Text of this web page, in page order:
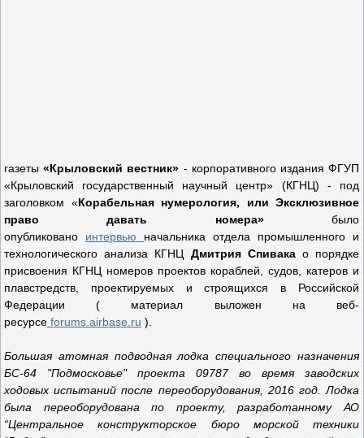
газеты«Крыловский вестник» - корпоративного издания ФГУП
«Крыловский государственный научный центр» (КГНЦ) - под
заголовком «Корабельная нумерология, или Эксклюзивное
право давать номера» было
опубликовано интервью начальника отдела промышленного и
технологического анализа КГНЦ Дмитрия Спивакао порядке
присвоения КГНЦ номеров проектов кораблей, судов, катеров и
плавстредств, проектируемых и строящихся в Российской
Федерации ( материал выложен на веб-
ресурсе forums.airbase.ru ).
Большая атомная подводная лодка специального назначения
БС-64 "Подмосковье" проекта 09787 во время заводских
ходовых испытаний после переоборудования, 2016 год. Лодка
была переоборудована по проекту, разработанному АО
“Центральное конструкторское бюро морской техники